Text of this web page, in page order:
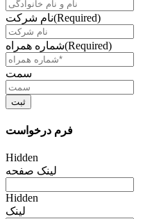
نام شرکت(Required)
شماره همراه(Required)
سمت
فرم درخواست
Hidden
لینک صفحه
Hidden
لینک